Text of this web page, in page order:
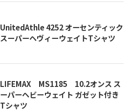
UnitedAthle 4252 オーセンティック
スーパーヘヴィーウェイトTシャツ
LIFEMAX MS1185 10.2オンス ス
ーパーヘビーウェイト ガゼット付き
Tシャツ